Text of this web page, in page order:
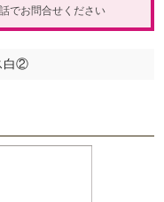
でお問合せください
白②